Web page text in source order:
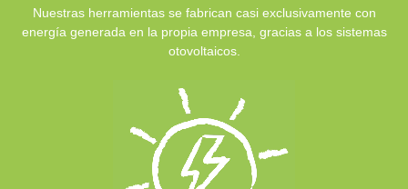
Nuestras herramientas se fabrican casi exclusivamente con
energía generada en la propia empresa, gracias a los sistemas
otovoltaicos.